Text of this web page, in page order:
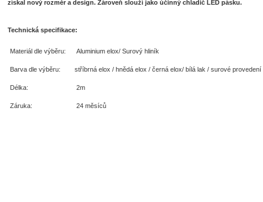
získal nový rozměr a design. Zároveň slouží jako účinný chladič LED pásku.
Technická specifikace:
Materiál dle výběru: Aluminium elox/ Surový hliník
Barva dle výběru: stříbrná elox / hnědá elox / černá elox/ bílá lak / surové provedení
Délka: 2m
Záruka: 24 měsíců